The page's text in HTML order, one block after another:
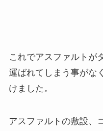
これでアスファルトが
運ばれてしまう事がな
けました。
アスファルトの敷設、